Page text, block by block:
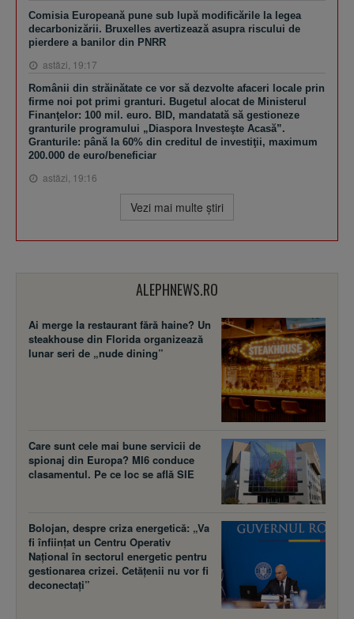
Comisia Europeană pune sub lupă modificările la legea
decarbonizării. Bruxelles avertizează asupra riscului de
pierdere a banilor din PNRR
astăzi, 19:17
Românii din străinătate ce vor să dezvolte afaceri locale prin
firme noi pot primi granturi. Bugetul alocat de Ministerul
Finanţelor: 100 mil. euro. BID, mandatată să gestioneze
granturile programului „Diaspora Investeşte Acasă”.
Granturile: până la 60% din creditul de investiţii, maximum
200.000 de euro/beneficiar
astăzi, 19:16
Vezi mai multe ştiri
ALEPHNEWS.RO
Ai merge la restaurant fără haine? Un
steakhouse din Florida organizează
lunar seri de „nude dining”
Care sunt cele mai bune servicii de
spionaj din Europa? MI6 conduce
clasamentul. Pe ce loc se află SIE
Bolojan, despre criza energetică: „Va
fi înființat un Centru Operativ
Național în sectorul energetic pentru
gestionarea crizei. Cetățenii nu vor fi
deconectați”